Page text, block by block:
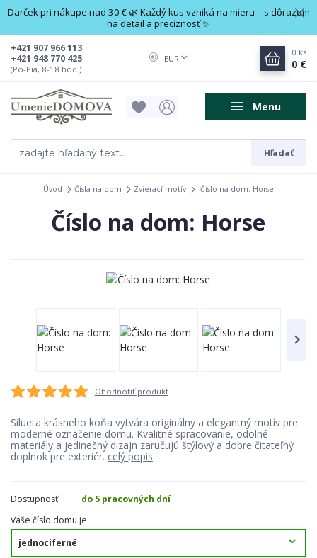
Darček pri nákupe nad 30 € 🌿 Každý kus vzniká na mieru – s dôrazom
na detail a precíznosť ✨
Menu
EUR
Hľadať
+421 948 770 425
+421 907 966 113
(Po-Pia, 8-18 hod.)
0 ks
0 €
Úvod Čísla na dom Zvierací motív Číslo na dom: Horse
Číslo na dom: Horse
Ohodnotiť produkt
Silueta krásneho koňa vytvára originálny a elegantný motív pre
moderné označenie domu. Kvalitné spracovanie, odolné
materiály a jedinečný dizajn zaručujú štýlový a dobre čitateľný
doplnok pre exteriér. celý popis
Dostupnosť
do 5 pracovných dní
Vaše číslo domu je